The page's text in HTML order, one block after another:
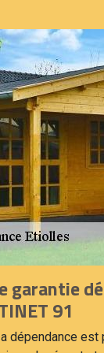
garantie
91
dépendance est